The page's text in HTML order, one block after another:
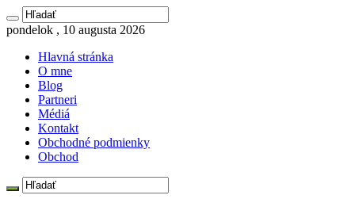
pondelok , 10 augusta 2026
Hlavná stránka
O mne
Blog
Partneri
Médiá
Kontakt
Obchodné podmienky
Obchod